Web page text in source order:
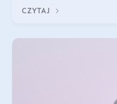
CZYTAJ